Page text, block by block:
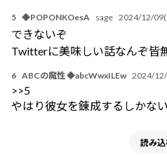
5 ◆POPONKOesA sage 2024/12/
できないぞ
Twitterに美味しい話なんぞ皆
6 ABCの魔性 ◆abcWwxILEw 2024/
>>5
やはり彼女を錬成するしかな
読み込